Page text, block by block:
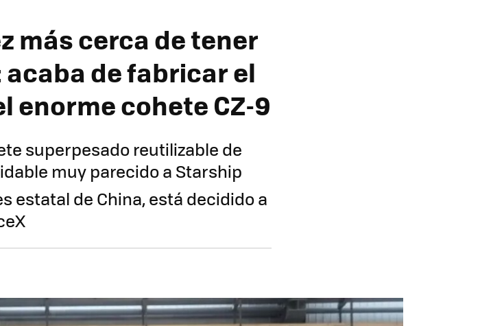
más cerca de tener
de fabricar el
enorme cohete CZ-9
superpesado reutilizable de
muy parecido a Starship
estatal de China, está decidido a